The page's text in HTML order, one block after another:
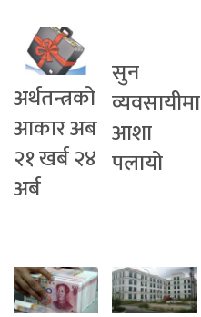
अर्थतन्त्रको
आकार अब
२१ खर्ब २४
अर्ब
सुन
व्यवसायीमा
आशा
पलायो